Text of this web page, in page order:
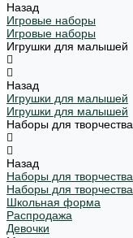
Назад
Игровые наборы
Игровые наборы
Игрушки для малышей
Назад
Игрушки для малышей
Игрушки для малышей
Наборы для творчества
Назад
Наборы для творчества
Наборы для творчества
Школьная форма
Распродажа
Девочки